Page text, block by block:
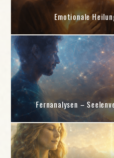
Emotionale
Fernanalysen –